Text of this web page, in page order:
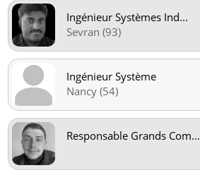
Ingénieur Systèmes Ind...
Sevran (93)
Ingénieur Système
Nancy (54)
Responsable Grands Com...